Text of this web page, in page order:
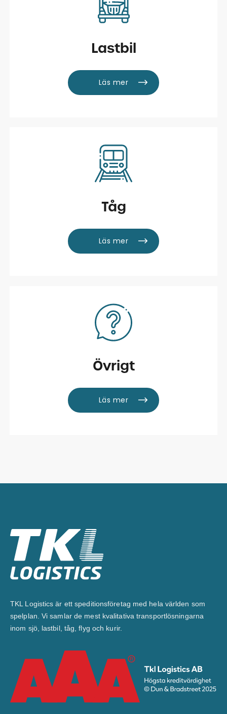
Lastbil
Läs mer
Tåg
Läs mer
Övrigt
Läs mer
TKL Logistics är ett speditionsföretag med hela världen som
spelplan. Vi samlar de mest kvalitativa transportlösningarna
inom sjö, lastbil, tåg, flyg och kurir.